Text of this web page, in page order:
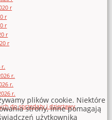
r
r
r
r
r
r.
r.
r.
r.
do sprzedaży i dzierżawy
plików cookie. Niektóre
strony, inne pomagają
użytkownika